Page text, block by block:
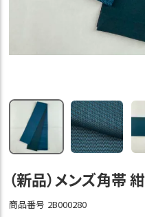
（新品）メンズ角帯 紺
商品番号 2B000280